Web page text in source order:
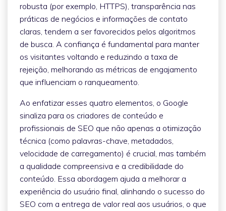
robusta (por exemplo, HTTPS), transparência nas
práticas de negócios e informações de contato
claras, tendem a ser favorecidos pelos algoritmos
de busca. A confiança é fundamental para manter
os visitantes voltando e reduzindo a taxa de
rejeição, melhorando as métricas de engajamento
que influenciam o ranqueamento.
Ao enfatizar esses quatro elementos, o Google
sinaliza para os criadores de conteúdo e
profissionais de SEO que não apenas a otimização
técnica (como palavras-chave, metadados,
velocidade de carregamento) é crucial, mas também
a qualidade compreensiva e a credibilidade do
conteúdo. Essa abordagem ajuda a melhorar a
experiência do usuário final, alinhando o sucesso do
SEO com a entrega de valor real aos usuários, o que